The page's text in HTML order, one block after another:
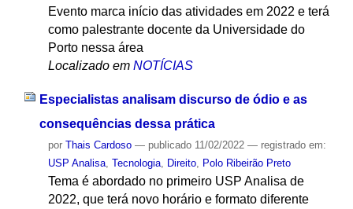
Evento marca início das atividades em 2022 e terá
como palestrante docente da Universidade do
Porto nessa área
Localizado em NOTÍCIAS
Especialistas analisam discurso de ódio e as
consequências dessa prática
por Thais Cardoso — publicado11/02/2022 — registrado em:
USP Analisa, Tecnologia, Direito, Polo Ribeirão Preto
Tema é abordado no primeiro USP Analisa de
2022, que terá novo horário e formato diferente